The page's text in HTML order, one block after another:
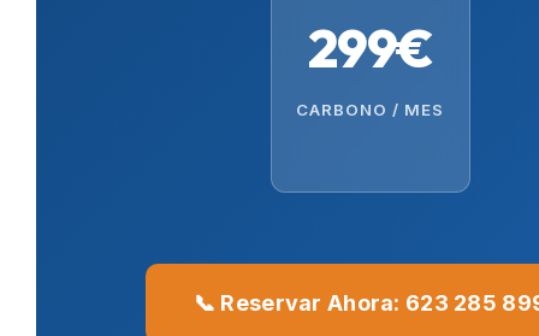
299€
CARBONO / MES
📞 Reservar Ahora: 623 285